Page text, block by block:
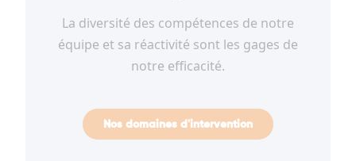
La diversité des compétences de notre
équipe et sa réactivité sont les gages de
notre efficacité.
Nos domaines d'intervention